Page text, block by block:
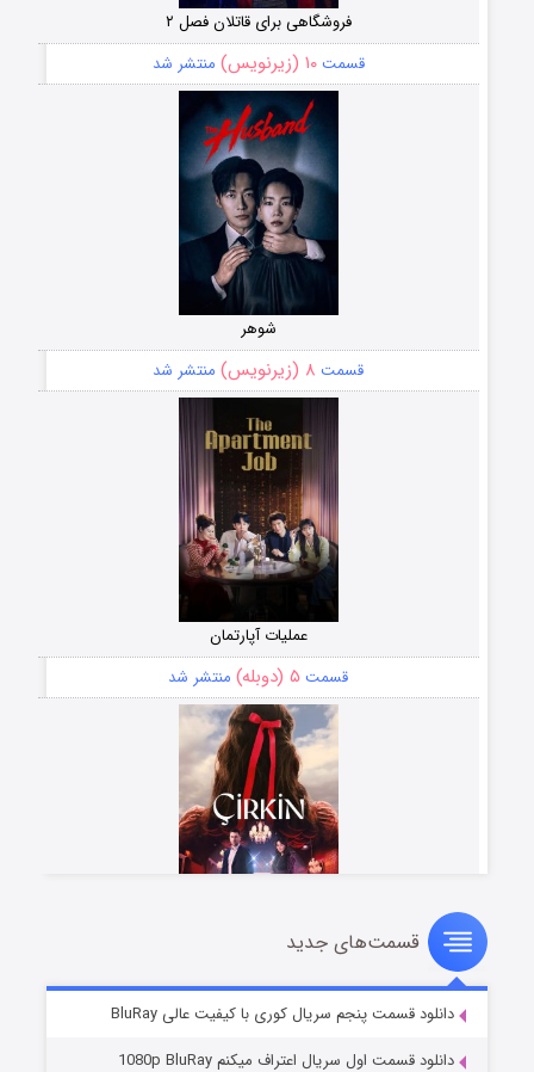
فروشگاهی برای قاتلان فصل ۲
قسمت۱۰ (زیرنویس) منتشر شد
شوهر
قسمت ۸ (زیرنویس) منتشر شد
عملیات آپارتمان
قسمت ۵ (دوبله) منتشر شد
سریال زشت
قسمت۲ (زیرنویس) منتشر شد
قسمت‌های جدید
دانلود قسمت پنجم سریال کوری با کیفیت عالی BluRay
دانلود قسمت اول سریال اعتراف میکنم 1080p BluRay